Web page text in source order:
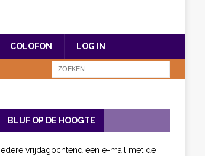
COLOFON LOG IN
BLIJF OP DE HOOGTE
Iedere vrijdagochtend een e-mail met de